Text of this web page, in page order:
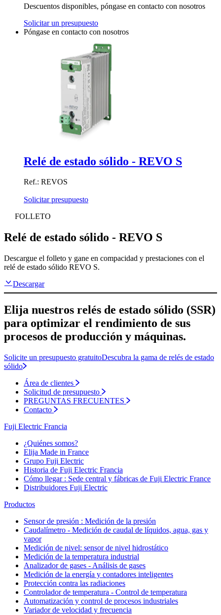
Descuentos disponibles, póngase en contacto con nosotros
Solicitar un presupuesto
Póngase en contacto con nosotros
Relé de estado sólido - REVO S
Ref.: REVOS
Solicitar presupuesto
FOLLETO
Relé de estado sólido - REVO S
Descargue el folleto y gane en compacidad y prestaciones con el
relé de estado sólido REVO S.
Descargar
Elija nuestros relés de estado sólido (SSR)
para optimizar el rendimiento de sus
procesos de producción y máquinas.
Solicite un presupuesto gratuitoDescubra la gama de relés de estado
sólido
Área de clientes
Solicitud de presupuesto
PREGUNTAS FRECUENTES
Contacto
Fuji Electric Francia
¿Quiénes somos?
Elija Made in France
Grupo Fuji Electric
Historia de Fuji Electric Francia
Cómo llegar : Sede central y fábricas de Fuji Electric France
Distribuidores Fuji Electric
Productos
Sensor de presión : Medición de la presión
Caudalímetro - Medición de caudal de líquidos, agua, gas y
vapor
Medición de nivel: sensor de nivel hidrostático
Medición de la temperatura industrial
Analizador de gases - Análisis de gases
Medición de la energía y contadores inteligentes
Protección contra las radiaciones
Controlador de temperatura - Control de temperatura
Automatización y control de procesos industriales
Variador de velocidad y frecuencia